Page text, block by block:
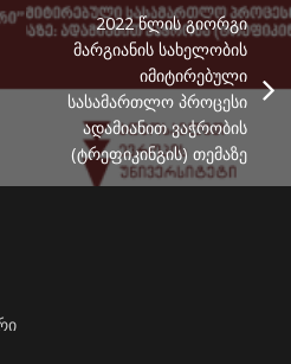
2022 წლის გიორგი
მარგიანის სახელობის
იმიტირებული
სასამართლო პროცესი
ადამიანით ვაჭრობის
(ტრეფიკინგის) თემაზე